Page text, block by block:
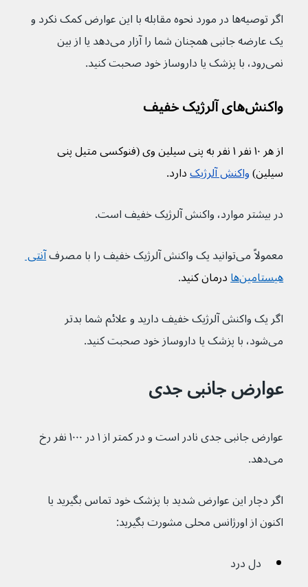
اگر توصیه‌ها در مورد نحوه مقابله با این عوارض کمک نکرد و
یک عارضه جانبی همچنان شما را آزار می‌دهد یا از بین
نمی‌رود، با پزشک یا داروساز خود صحبت کنید.
واکنش‌های آلرژیک خفیف
از هر ۱۰ نفر ۱ نفر به پنی سیلین وی (فنوکسی متیل پنی
سیلین) واکنش آلرژیک دارد.
در بیشتر موارد، واکنش آلرژیک خفیف است.
معمولاً می‌توانید یک واکنش آلرژیک خفیف را با مصرف
آنتی
هیستامین‌ها درمان کنید.
اگر یک واکنش آلرژیک خفیف دارید و علائم شما بدتر
می‌شود، با پزشک یا داروساز خود صحبت کنید.
عوارض جانبی جدی
عوارض جانبی جدی نادر است و در کمتر از ۱ در ۱۰۰۰ نفر رخ
می‌دهد.
اگر دچار این عوارض شدید با پزشک خود تماس بگیرید یا
اکنون از اورژانس محلی مشورت بگیرید:
دل درد